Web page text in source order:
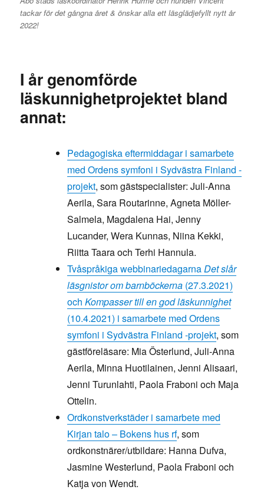
tackar för det gångna året & önskar alla ett läsglädjefyllt nytt år
2022!
I år genomförde
läskunnighetprojektet bland
annat:
Pedagogiska eftermiddagar i samarbete
med Ordens symfoni i Sydvästra Finland -
projekt, som gästspecialister: Juli-Anna
Aerila, Sara Routarinne, Agneta Möller-
Salmela, Magdalena Hai, Jenny
Lucander, Wera Kunnas, Niina Kekki,
Riitta Taara och Terhi Hannula.
Tvåspråkiga webbinariedagarnaDet slår
läsgnistor om barnböckerna (27.3.2021)
ochKompasser till en god läskunnighet
(10.4.2021) i samarbete med Ordens
symfoni i Sydvästra Finland -projekt, som
gästföreläsare: Mia Österlund, Juli-Anna
Aerila, Minna Huotilainen, Jenni Alisaari,
Jenni Turunlahti, Paola Fraboni och Maja
Ottelin.
Ordkonstverkstäder i samarbete med
Kirjan talo – Bokens hus rf, som
ordkonstnärer/utbildare: Hanna Dufva,
Jasmine Westerlund, Paola Fraboni och
Katja von Wendt.